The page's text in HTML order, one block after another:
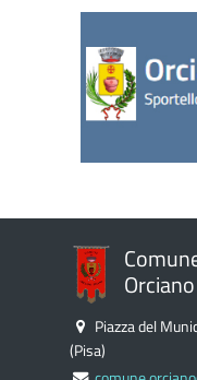
Piazza del
(Pisa)